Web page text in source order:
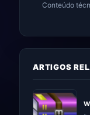
Conteúdo
ARTIGOS